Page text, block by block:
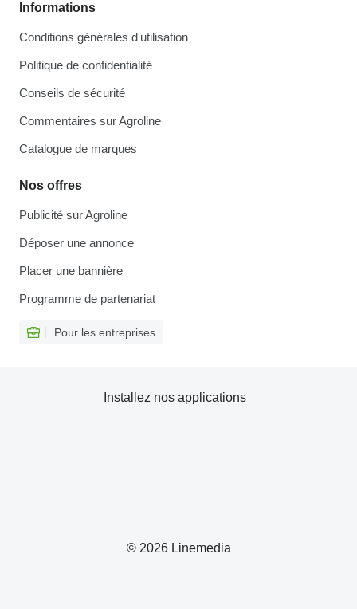
Informations
Conditions générales d'utilisation
Politique de confidentialité
Conseils de sécurité
Commentaires sur Agroline
Catalogue de marques
Nos offres
Publicité sur Agroline
Déposer une annonce
Placer une bannière
Programme de partenariat
Pour les entreprises
© 2026 Linemedia
Installez nos applications